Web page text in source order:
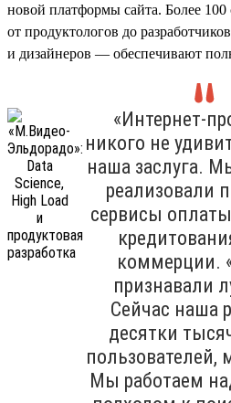
новой платформы сайта. Более
от продуктологов до
и дизайнеров — обеспечивают
«Интернет-
никого не
наша заслуга.
реализовали
сервисы
коммерции.
признавали
Сейчас наша
десятки
пользователей,
Мы работаем